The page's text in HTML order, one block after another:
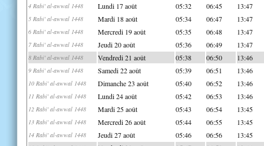
4 Rabi' al-awwal 1448 Lundi 17 août 05:32 06:45 13:47
5 Rabi' al-awwal 1448 Mardi 18 août 05:34 06:47 13:47
6 Rabi' al-awwal 1448 Mercredi 19 août 05:35 06:48 13:47
7 Rabi' al-awwal 1448 Jeudi 20 août 05:36 06:49 13:47
8 Rabi' al-awwal 1448 Vendredi 21 août 05:38 06:50 13:46
9 Rabi' al-awwal 1448 Samedi 22 août 05:39 06:51 13:46
10 Rabi' al-awwal 1448 Dimanche 23 août 05:40 06:52 13:46
11 Rabi' al-awwal 1448 Lundi 24 août 05:42 06:53 13:46
12 Rabi' al-awwal 1448 Mardi 25 août 05:43 06:54 13:45
13 Rabi' al-awwal 1448 Mercredi 26 août 05:44 06:55 13:45
14 Rabi' al-awwal 1448 Jeudi 27 août 05:46 06:56 13:45